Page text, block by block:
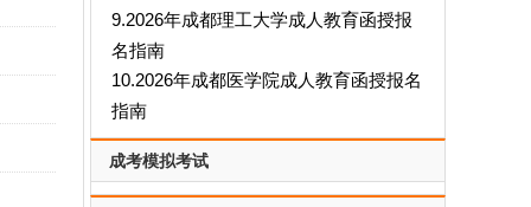
9.2026年成都理工大学成人教育函授报
名指南
10.2026年成都医学院成人教育函授报名
指南
成考模拟考试